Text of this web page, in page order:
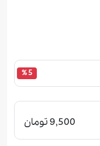
5 %
9,500 تومان